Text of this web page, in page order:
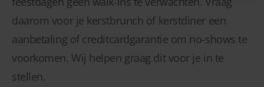
daarom voor je kerstbrunch of kerstdiner een
aanbetaling of creditcardgarantie om no-shows te
voorkomen. Wij helpen graag dit voor je in te
stellen.